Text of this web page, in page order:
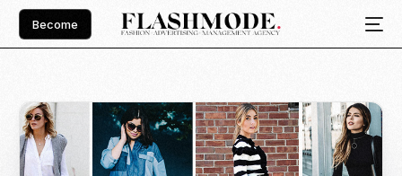
Become